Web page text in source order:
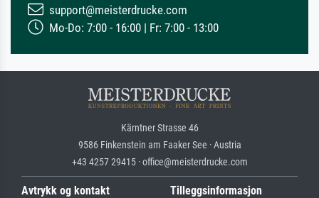
support@meisterdrucke.com
Mo-Do: 7:00 - 16:00 | Fr: 7:00 - 13:00
Kärntner Strasse 46
9586 Finkenstein am Faaker See · Austria
+43 4257 29415 · office@meisterdrucke.com
Avtrykk og kontakt Tilleggsinformasjon